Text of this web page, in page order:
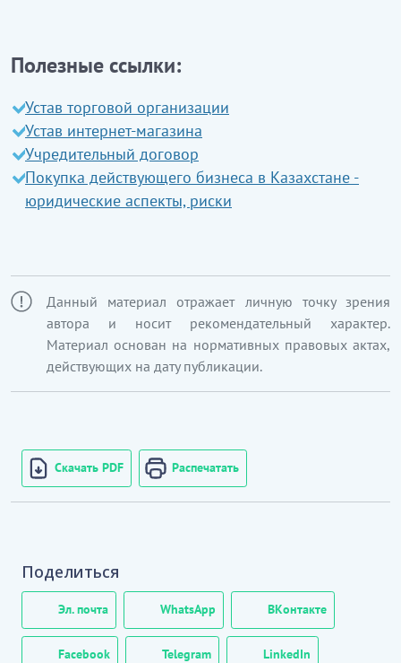
(2000 ш.м. және жоғары) сауда объектілері болып
темекі өнімдерін бөлшек саудада сату
Полезные ссылки:
Устав торговой организации
Устав интернет-магазина
Учредительный договор
Покупка действующего бизнеса в Казахстане -
юридические аспекты, риски
Данный материал отражает личную точку зрения
автора и носит рекомендательный характер.
Материал основан на нормативных правовых актах,
действующих на дату публикации.
Скачать PDF Распечатать
Поделиться
Эл. почта WhatsApp ВКонтакте
Facebook Telegram LinkedIn